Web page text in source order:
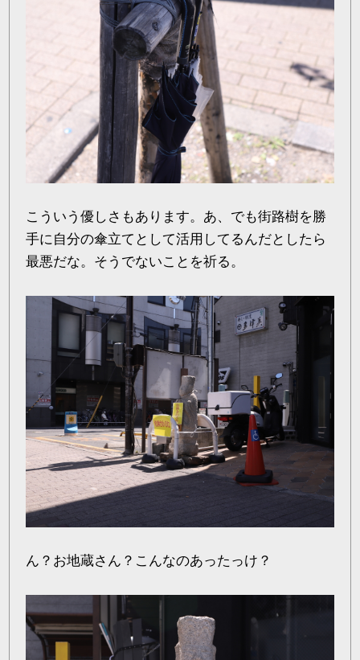
こういう優しさもあります。あ、でも街路樹を勝
手に自分の傘立てとして活用してるんだとしたら
最悪だな。そうでないことを祈る。
ん？お地蔵さん？こんなのあったっけ？